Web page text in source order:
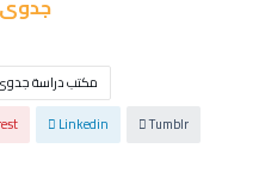
مكتب دراسة
Linkedin Tumblr